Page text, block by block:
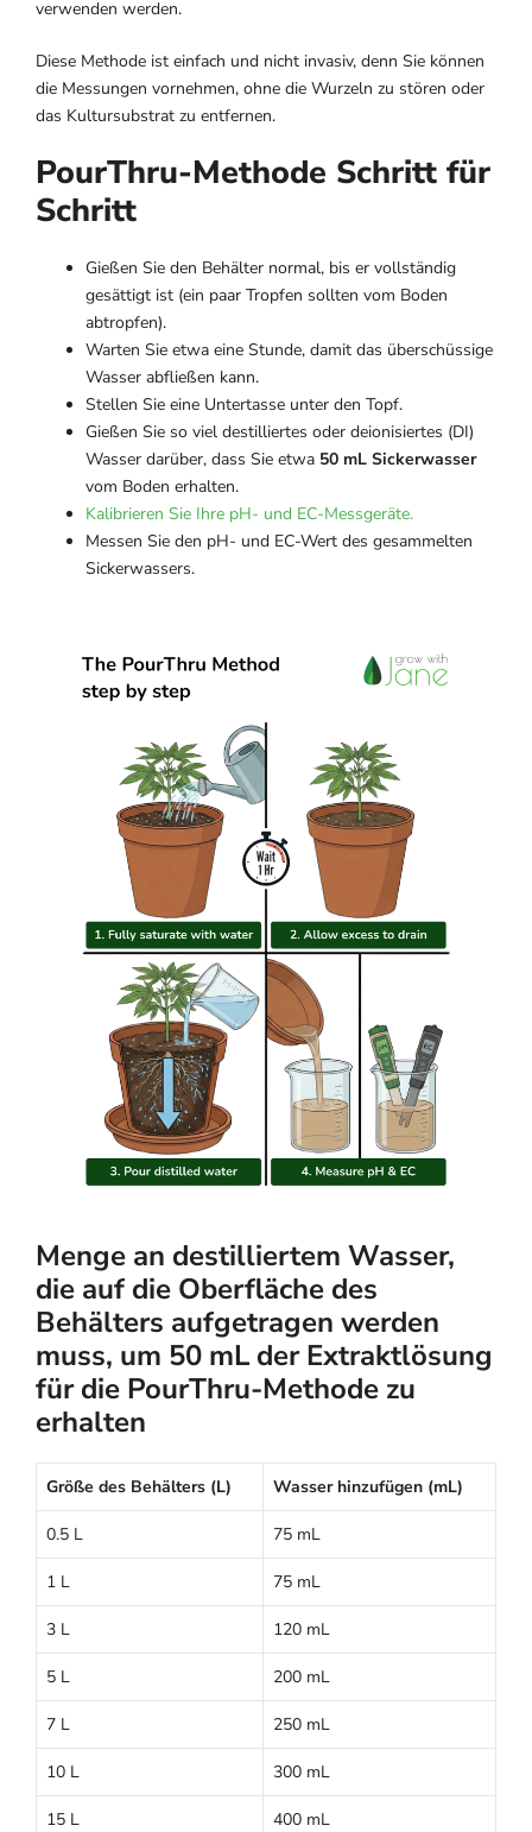
verwenden werden.
Diese Methode ist einfach und nicht invasiv, denn Sie können
die Messungen vornehmen, ohne die Wurzeln zu stören oder
das Kultursubstrat zu entfernen.
PourThru-Methode Schritt für
Schritt
Gießen Sie den Behälter normal, bis er vollständig
gesättigt ist (ein paar Tropfen sollten vom Boden
abtropfen).
Warten Sie etwa eine Stunde, damit das überschüssige
Wasser abfließen kann.
Stellen Sie eine Untertasse unter den Topf.
Gießen Sie so viel destilliertes oder deionisiertes (DI)
Wasser darüber, dass Sie etwa 50 mL Sickerwasser
vom Boden erhalten.
Kalibrieren Sie Ihre pH- und EC-Messgeräte.
Messen Sie den pH- und EC-Wert des gesammelten
Sickerwassers.
Menge an destilliertem Wasser,
die auf die Oberfläche des
Behälters aufgetragen werden
muss, um 50 mL der Extraktlösung
für die PourThru-Methode zu
erhalten
Größe des Behälters (L) Wasser hinzufügen (mL)
0.5 L 75 mL
1 L 75 mL
3 L 120 mL
5 L 200 mL
7 L 250 mL
10 L 300 mL
15 L 400 mL